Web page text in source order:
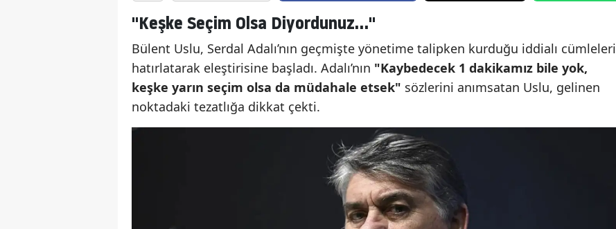
"Keşke Seçim Olsa Diyordunuz..."
Bülent Uslu, Serdal Adalı’nın geçmişte yönetime talipken kurduğu iddialı cümleleri
hatırlatarak eleştirisine başladı. Adalı’nın "Kaybedecek 1 dakikamız bile yok,
keşke yarın seçim olsa da müdahale etsek" sözlerini anımsatan Uslu, gelinen
noktadaki tezatlığa dikkat çekti.